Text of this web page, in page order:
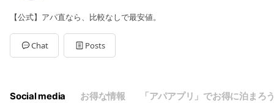
【公式】アパ直なら、比較なしで最安値。
Chat Posts
Social media お得な情報 「アパアプリ」でお得に泊まろ